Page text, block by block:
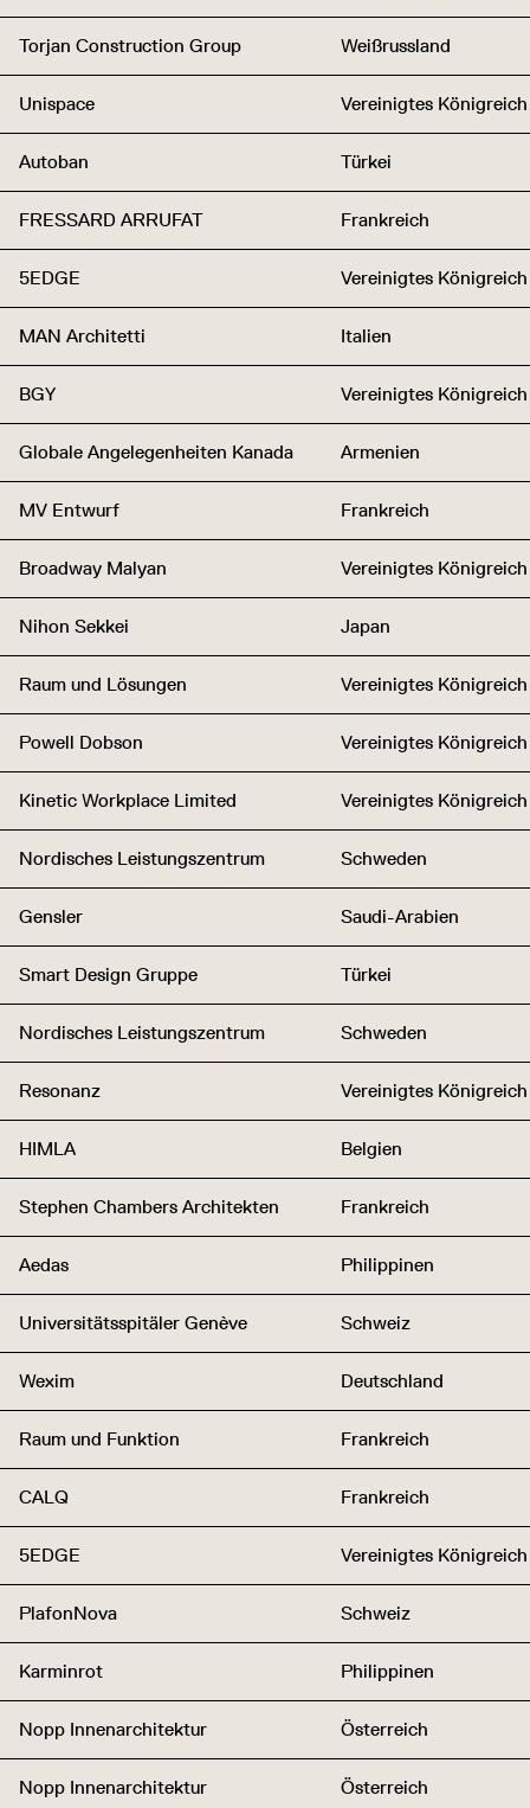
Torjan Construction Group Weißrussland
Unispace Vereinigtes Königreich
Autoban Türkei
FRESSARD ARRUFAT Frankreich
5EDGE Vereinigtes Königreich
MAN Architetti Italien
BGY Vereinigtes Königreich
Globale Angelegenheiten Kanada Armenien
MV Entwurf Frankreich
Broadway Malyan Vereinigtes Königreich
Nihon Sekkei Japan
Raum und Lösungen Vereinigtes Königreich
Powell Dobson Vereinigtes Königreich
Kinetic Workplace Limited Vereinigtes Königreich
Nordisches Leistungszentrum Schweden
Gensler Saudi-Arabien
Smart Design Gruppe Türkei
Nordisches Leistungszentrum Schweden
Resonanz Vereinigtes Königreich
HIMLA Belgien
Stephen Chambers Architekten Frankreich
Aedas Philippinen
Universitätsspitäler Genève Schweiz
Wexim Deutschland
Raum und Funktion Frankreich
CALQ Frankreich
5EDGE Vereinigtes Königreich
PlafonNova Schweiz
Karminrot Philippinen
Nopp Innenarchitektur Österreich
Nopp Innenarchitektur Österreich